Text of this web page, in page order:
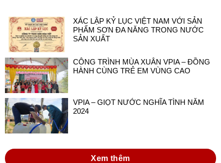
XÁC LẬP KỶ LỤC VIỆT NAM VỚI SẢN
PHẨM SƠN ĐA NĂNG TRONG NƯỚC
SẢN XUẤT
CÔNG TRÌNH MÙA XUÂN VPIA – ĐỒNG
HÀNH CÙNG TRẺ EM VÙNG CAO
VPIA – GIỌT NƯỚC NGHĨA TÌNH NĂM
2024
Xem thêm